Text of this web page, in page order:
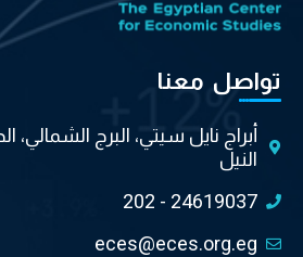
تواصل معنا
أبراج نايل سيتي، البرج الشمالي،
النيل
202 - 24619037
eces@eces.org.eg